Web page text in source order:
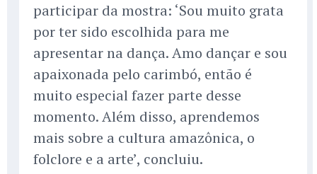
participar da mostra: ‘Sou muito grata
por ter sido escolhida para me
apresentar na dança. Amo dançar e sou
apaixonada pelo carimbó, então é
muito especial fazer parte desse
momento. Além disso, aprendemos
mais sobre a cultura amazônica, o
folclore e a arte’, concluiu.